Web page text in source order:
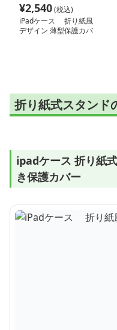
¥2,540(税込)
iPadケース 折り紙風
デザイン 薄型保護カバ
折り紙式スタン
ipadケース 折り紙
き保護カバー